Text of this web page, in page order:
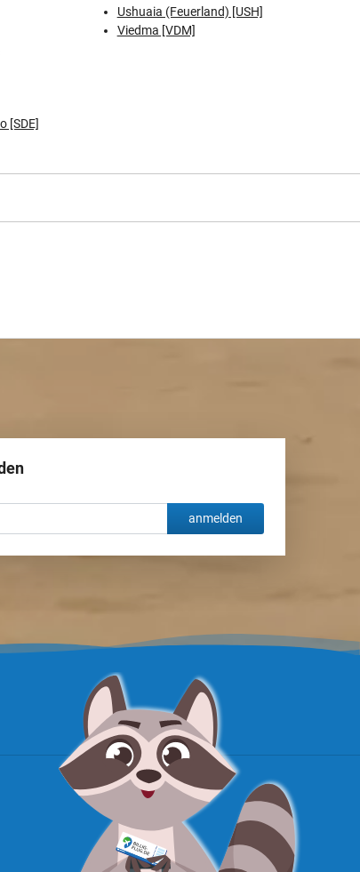
[SDE]
Ushuaia (Feuerland) [USH]
Viedma [VDM]
anmelden